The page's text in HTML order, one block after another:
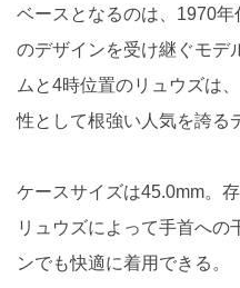
ベースとなるのは、1970
のデザインを受け継ぐモデ
ムと4時位置のリュウズは
性として根強い人気を誇る
ケースサイズは45.0mm。
リュウズによって手首への
ンでも快適に着用できる。